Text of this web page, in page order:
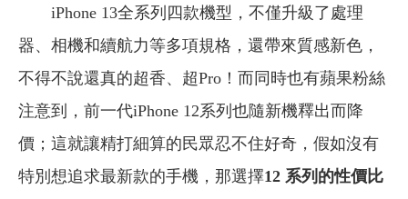
iPhone 13全系列四款機型，不僅升級了處理
器、相機和續航力等多項規格，還帶來質感新色，
不得不說還真的超香、超Pro！而同時也有蘋果粉絲
注意到，前一代iPhone 12系列也隨新機釋出而降
價；這就讓精打細算的民眾忍不住好奇，假如沒有
特別想追求最新款的手機，那選擇12 系列的性價比